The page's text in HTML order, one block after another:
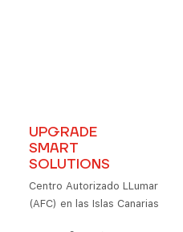
UPGRADE
SMART
SOLUTIONS
Centro Autorizado LLumar
(AFC) en las Islas Canarias